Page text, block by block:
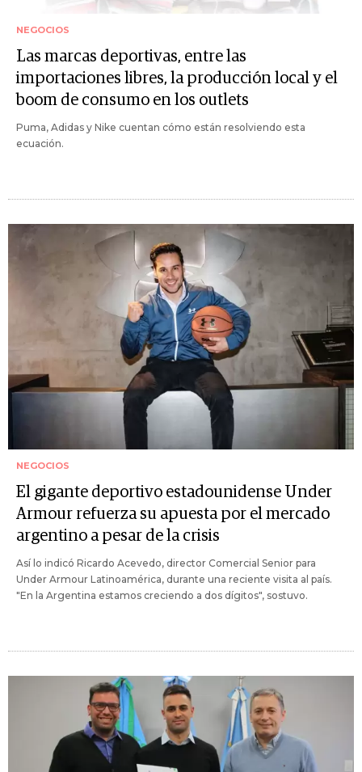
NEGOCIOS
Las marcas deportivas, entre las
importaciones libres, la producción local y el
boom de consumo en los outlets
Puma, Adidas y Nike cuentan cómo están resolviendo esta
ecuación.
NEGOCIOS
El gigante deportivo estadounidense Under
Armour refuerza su apuesta por el mercado
argentino a pesar de la crisis
Así lo indicó Ricardo Acevedo, director Comercial Senior para
Under Armour Latinoamérica, durante una reciente visita al país.
"En la Argentina estamos creciendo a dos dígitos", sostuvo.